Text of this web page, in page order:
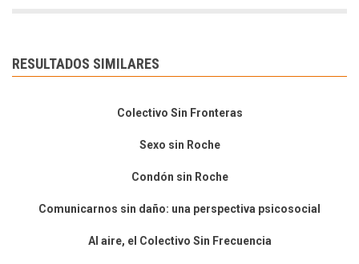
RESULTADOS SIMILARES
Colectivo Sin Fronteras
Sexo sin Roche
Condón sin Roche
Comunicarnos sin daño: una perspectiva psicosocial
Al aire, el Colectivo Sin Frecuencia